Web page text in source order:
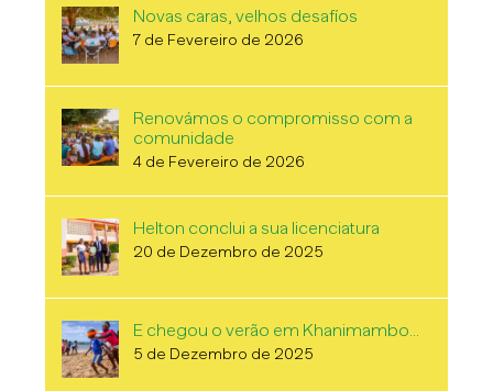
Novas caras, velhos desafíos
7 de Fevereiro de 2026
Renovámos o compromisso com a
comunidade
4 de Fevereiro de 2026
Helton conclui a sua licenciatura
20 de Dezembro de 2025
E chegou o verão em Khanimambo…
5 de Dezembro de 2025